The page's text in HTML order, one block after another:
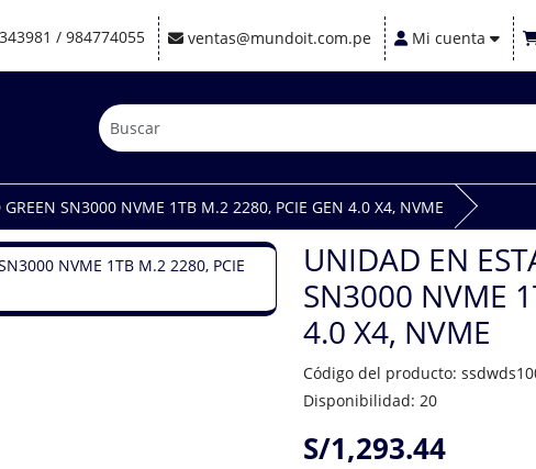
/ 984774055 ventas@mundoit.com.pe Mi cuenta
SN3000 NVME 1TB M.2 2280, PCIE GEN 4.0 X4, NVME
UNIDAD EN
SN3000 NVME
4.0 X4, NVME
Código del producto:
Disponibilidad: 20
S/1,293.44